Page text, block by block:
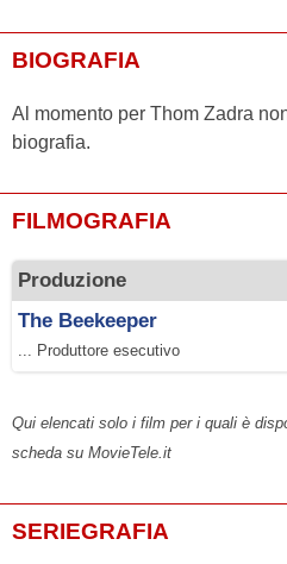
BIOGRAFIA
Al momento per Thom Zadra
biografia.
FILMOGRAFIA
Produzione
The Beekeeper
... Produttore esecutivo
Qui elencati solo i film per i quali è
scheda su MovieTele.it
SERIEGRAFIA